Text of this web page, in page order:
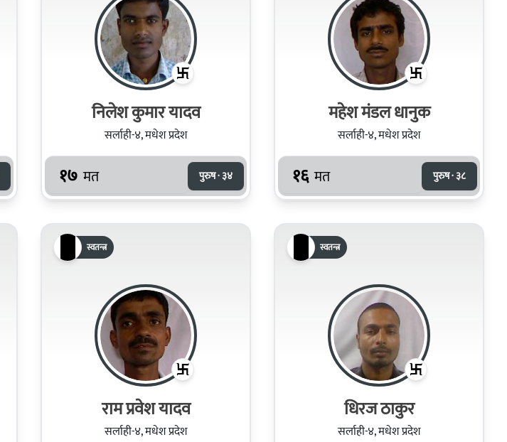
निलेश कुमार यादव
सर्लाही-४, मधेश प्रदेश
१७ मत पुरुष · ३४
महेश मंडल धानुक
सर्लाही-४, मधेश प्रदेश
१६ मत पुरुष · ३८
स्वतन्त्र
राम प्रवेश यादव
सर्लाही-४, मधेश प्रदेश
स्वतन्त्र
धिरज ठाकुर
सर्लाही-४, मधेश प्रदेश